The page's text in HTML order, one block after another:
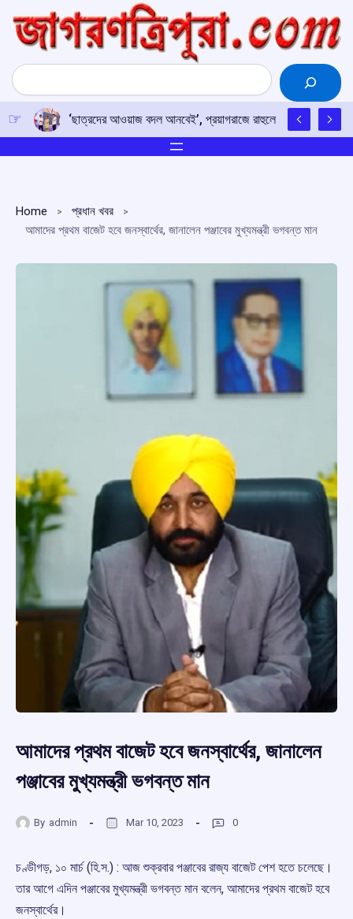
content
Search
‘ছাত্রদের আওয়াজ বদল আনবেই’, প্রয়াগরাজে রাহুলের হুঙ্কার
Home
প্রধান খবর
আমাদের প্রথম বাজেট হবে জনস্বার্থের, জানালেন পঞ্জাবের মুখ্যমন্ত্রী ভগবন্ত মান
আমাদের প্রথম বাজেট হবে জনস্বার্থের, জানালেন
পঞ্জাবের মুখ্যমন্ত্রী ভগবন্ত মান
By admin Mar 10, 2023 0
চণ্ডীগড়, ১০ মার্চ (হি.স.) : আজ শুক্রবার পঞ্জাবের রাজ্য বাজেট পেশ হতে চলেছে।
তার আগে এদিন পঞ্জাবের মুখ্যমন্ত্রী ভগবন্ত মান বলেন, আমাদের প্রথম বাজেট হবে
জনস্বার্থের।